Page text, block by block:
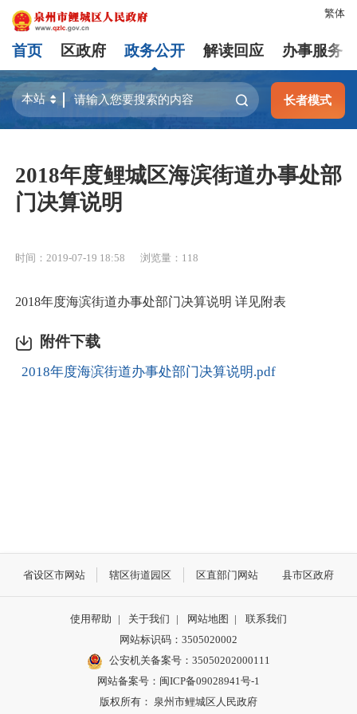
繁体
首页 区政府 政务公开 解读回应 办事服务
长者模式
2018年度鲤城区海滨街道办事处部
门决算说明
时间：2019-07-19 18:58 浏览量： 118
2018年度海滨街道办事处部门决算说明 详见附表
附件下载
2018年度海滨街道办事处部门决算说明.pdf
省设区市网站 辖区街道园区 区直部门网站 县市区政府
使用帮助 | 关于我们 | 网站地图 |
联系我们
网站标识码：3505020002
公安机关备案号：35050202000111
网站备案号：闽ICP备09028941号-1
版权所有： 泉州市鲤城区人民政府